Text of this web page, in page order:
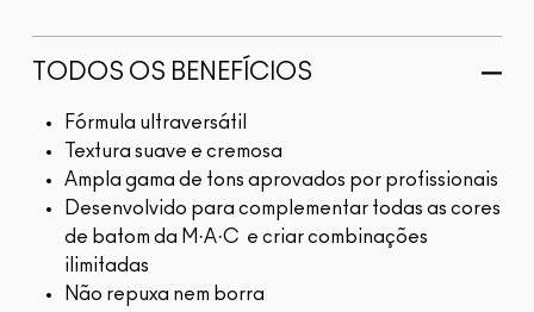
TODOS OS BENEFÍCIOS
Fórmula ultraversátil
Textura suave e cremosa
Ampla gama de tons aprovados por profissionais
Desenvolvido para complementar todas as cores
de batom da M·A·C e criar combinações
ilimitadas
Não repuxa nem borra